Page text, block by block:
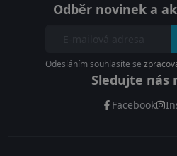
Odběr novinek a
Odesláním souhlasíte se
Sledujte nás
Facebook